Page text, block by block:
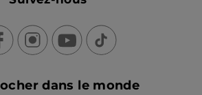
dans le monde